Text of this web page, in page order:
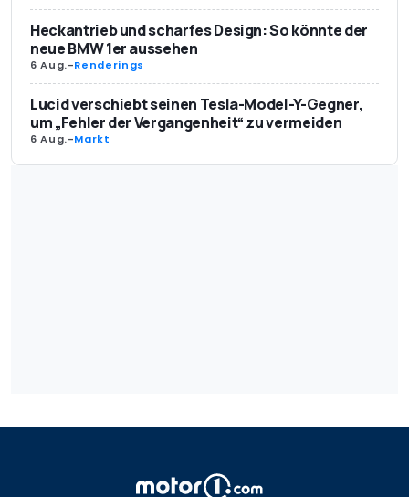
Heckantrieb und scharfes Design: So könnte der
neue BMW 1er aussehen
6 Aug.-Renderings
Lucid verschiebt seinen Tesla-Model-Y-Gegner,
um „Fehler der Vergangenheit“ zu vermeiden
6 Aug.-Markt